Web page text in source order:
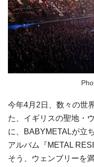
今年4月2日、数々の世
た、イギリスの聖地・
に、BABYMETALが立
アルバム『METAL
そう、ウェンブリーを